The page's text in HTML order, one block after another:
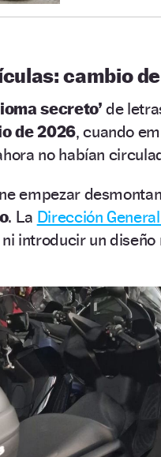
cambio de
secreto’de
de 2026, cuando
no habían
empezar
. La Dirección
introducir un diseño